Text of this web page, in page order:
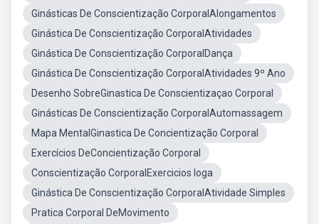
Ginásticas De Conscientização CorporalAlongamentos
Ginástica De Conscientização CorporalAtividades
Ginástica De Conscientização CorporalDança
Ginástica De Conscientização CorporalAtividades 9º Ano
Desenho SobreGinastica De Conscientizaçao Corporal
Ginásticas De Conscientização CorporalAutomassagem
Mapa MentalGinastica De Concientização Corporal
Exercícios DeConcientização Corporal
Conscientização CorporalExercicios Ioga
Ginástica De Conscientização CorporalAtividade Simples
Pratica Corporal DeMovimento